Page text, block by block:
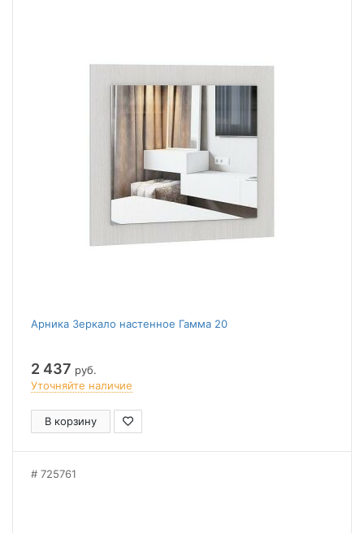
Арника Зеркало настенное Гамма 20
2 437 руб.
Уточняйте наличие
В корзину
725761